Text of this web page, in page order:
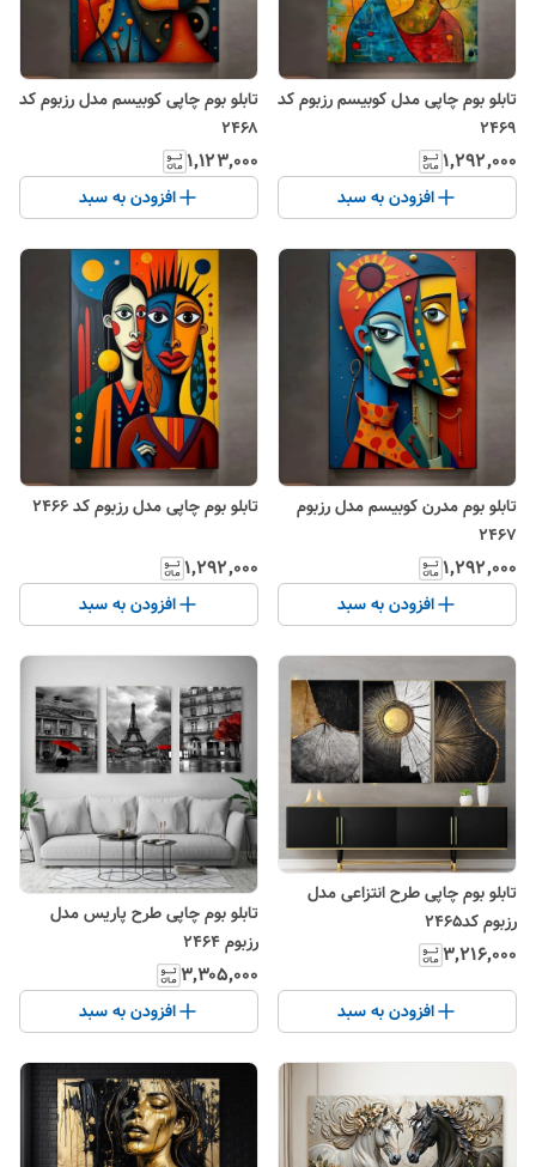
تابلو بوم چاپی مدل کوبیسم رزبوم کد
۲۴۶۹
۱٬۲۹۲٬۰۰۰
افزودن به سبد
تابلو بوم چاپی کوبیسم مدل رزبوم کد
۲۴۶۸
۱٬۱۲۳٬۰۰۰
افزودن به سبد
تابلو بوم مدرن کوبیسم مدل رزبوم
۲۴۶۷
۱٬۲۹۲٬۰۰۰
افزودن به سبد
تابلو بوم چاپی مدل رزبوم کد ۲۴۶۶
۱٬۲۹۲٬۰۰۰
افزودن به سبد
تابلو بوم چاپی طرح انتزاعی مدل
رزبوم کد۲۴۶۵
۳٬۲۱۶٬۰۰۰
افزودن به سبد
تابلو بوم چاپی طرح پاریس مدل
رزبوم ۲۴۶۴
۳٬۳۰۵٬۰۰۰
افزودن به سبد